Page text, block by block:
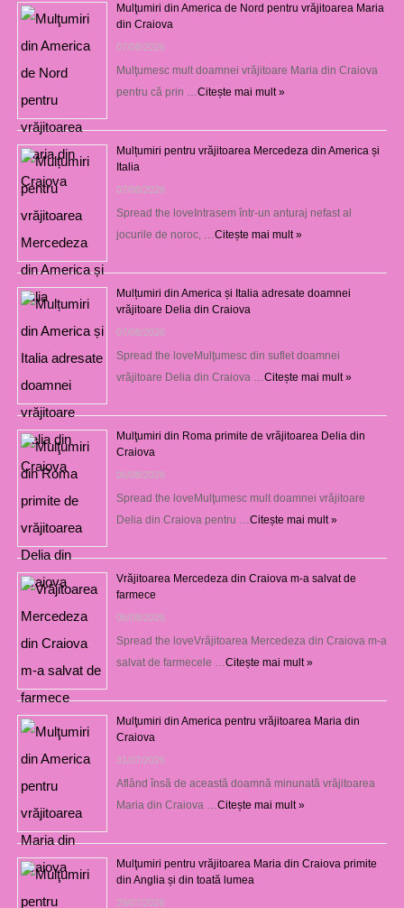
Mulţumiri din America de Nord pentru vrăjitoarea Maria
din Craiova
07/08/2026
Mulţumesc mult doamnei vrăjitoare Maria din Craiova
pentru că prin … Citește mai mult »
Mulțumiri pentru vrăjitoarea Mercedeza din America și
Italia
07/08/2026
Spread the loveIntrasem într-un anturaj nefast al
jocurile de noroc, … Citește mai mult »
Mulțumiri din America și Italia adresate doamnei
vrăjitoare Delia din Craiova
07/08/2026
Spread the loveMulţumesc din suflet doamnei
vrăjitoare Delia din Craiova … Citește mai mult »
Mulţumiri din Roma primite de vrăjitoarea Delia din
Craiova
06/08/2026
Spread the loveMulţumesc mult doamnei vrăjitoare
Delia din Craiova pentru … Citește mai mult »
Vrăjitoarea Mercedeza din Craiova m-a salvat de
farmece
06/08/2026
Spread the loveVrăjitoarea Mercedeza din Craiova m-a
salvat de farmecele … Citește mai mult »
Mulţumiri din America pentru vrăjitoarea Maria din
Craiova
31/07/2026
Aflând însă de această doamnă minunată vrăjitoarea
Maria din Craiova … Citește mai mult »
Mulţumiri pentru vrăjitoarea Maria din Craiova primite
din Anglia și din toată lumea
29/07/2026